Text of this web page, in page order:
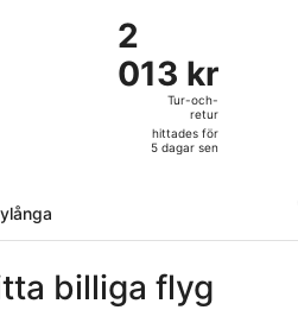
timmar
sen
2
013 kr
Tur-
retur,
hittades
sen
2
013 kr
Tur-och-
retur
hittades för
5 dagar sen
Airlines, med avresa ons
billiga flyg